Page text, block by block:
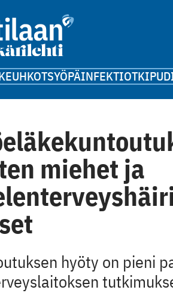
SYÖPÄINFEKTIOTKIPU
miehet ja
hyöty on pieni